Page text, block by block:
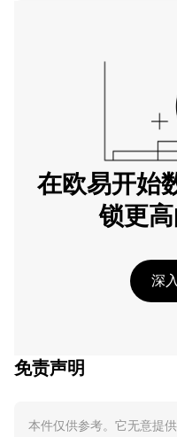
在欧易开始
锁更
深
免责声明
本件仅供参考。它无意提